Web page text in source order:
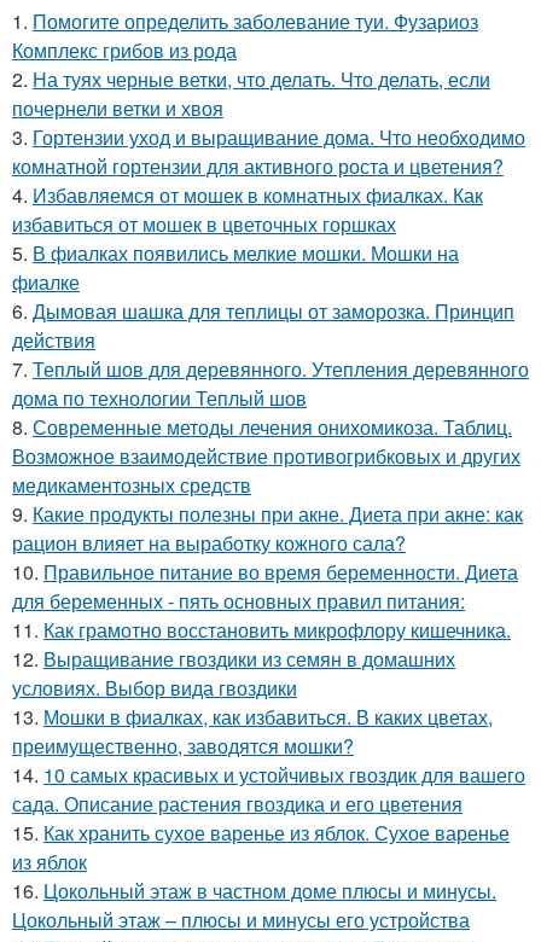
1. Помогите определить заболевание туи. Фузариоз
Комплекс грибов из рода
2. На туях черные ветки, что делать. Что делать, если
почернели ветки и хвоя
3. Гортензии уход и выращивание дома. Что необходимо
комнатной гортензии для активного роста и цветения?
4. Избавляемся от мошек в комнатных фиалках. Как
избавиться от мошек в цветочных горшках
5. В фиалках появились мелкие мошки. Мошки на
фиалке
6. Дымовая шашка для теплицы от заморозка. Принцип
действия
7. Теплый шов для деревянного. Утепления деревянного
дома по технологии Теплый шов
8. Современные методы лечения онихомикоза. Таблиц.
Возможное взаимодействие противогрибковых и других
медикаментозных средств
9. Какие продукты полезны при акне. Диета при акне: как
рацион влияет на выработку кожного сала?
10. Правильное питание во время беременности. Диета
для беременных - пять основных правил питания:
11. Как грамотно восстановить микрофлору кишечника.
12. Выращивание гвоздики из семян в домашних
условиях. Выбор вида гвоздики
13. Мошки в фиалках, как избавиться. В каких цветах,
преимущественно, заводятся мошки?
14. 10 самых красивых и устойчивых гвоздик для вашего
сада. Описание растения гвоздика и его цветения
15. Как хранить сухое варенье из яблок. Сухое варенье
из яблок
16. Цокольный этаж в частном доме плюсы и минусы.
Цокольный этаж – плюсы и минусы его устройства